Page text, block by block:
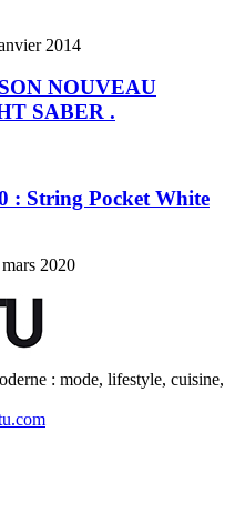
2014
NOUVEAU
SABER .
: String Pocket White
2020
: mode, lifestyle, cuisine,